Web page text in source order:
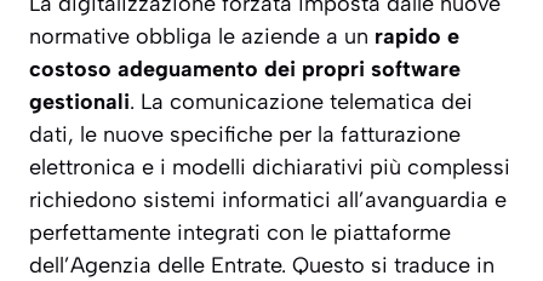
normative obbliga le aziende a un rapido e
costoso adeguamento dei propri software
gestionali. La comunicazione telematica dei
dati, le nuove specifiche per la fatturazione
elettronica e i modelli dichiarativi più complessi
richiedono sistemi informatici all’avanguardia e
perfettamente integrati con le piattaforme
dell’Agenzia delle Entrate. Questo si traduce in